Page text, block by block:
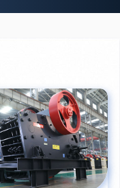
机大概什么价位？
套设备有哪些？
机可以铁器分类吗？
砂机有几个型号？
产线，你们能做吗？